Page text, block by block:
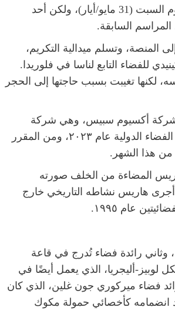
أقيمت مراسم التكريم السنوية لقاعة مشاهير رواد الفضاء الأميركيين يوم السبت (31 مايو/أيار)، ولكن أحد
السابقة.
وتسلم ميدالية التكريم،
للفضاء التابع لناسا في فلوريدا.
الشيء نفسه، لكنها تغيبت بسبب حاجتها إلى الحجر
ويتسون من ناسا، لكنها تعمل منذ عام ٢٠١٨ في شركة أكسيوم سبيس، وهي شركة
خدمات فضائية مقرها هيوستن. قادت المهمة الثانية للشركة إلى محطة الفضاء الدولية عام ٢٠٢٣، ومن المقرر
هاريس المضاءة من الخلف صورته
هاريس نشاطه التاريخي خارج
وثاني رائدة فضاء تُدرج في قاعة
لوبيز-أليجريا، الذي يعمل أيضًا في
أُدرج في القاعة عام ٢٠٢١. كما سافر رائد فضاء ميركوري جون غلين، الذي كان
القاعة عام ١٩٩٠، إلى الفضاء بعد انضمامه كأخصائي حمولة مكوك